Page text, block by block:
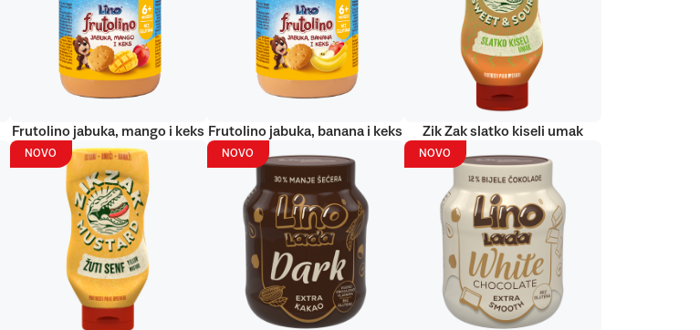
Frutolino jabuka, mango i keks Frutolino jabuka, banana i keks Zik Zak slatko kiseli umak
NOVO NOVO NOVO